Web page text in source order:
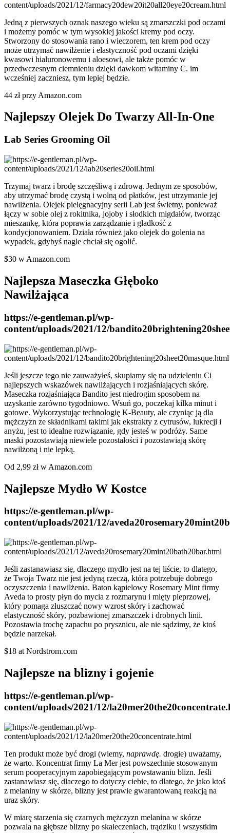
Jedną z pierwszych oznak naszego wieku są zmarszczki pod oczami
i możemy pomóc w tym wysokiej jakości kremy pod oczy.
Stworzony do stosowania rano i wieczorem, ten krem pod oczy
może utrzymać nawilżenie i elastyczność pod oczami dzięki
kwasowi hialuronowemu i aloesowi, ale także pomóc w
przedwczesnym ciemnieniu dzięki dawkom witaminy C. im
wcześniej zaczniesz, tym lepiej będzie.
44 zł przy Amazon.com
Najlepszy Olejek Do Twarzy All-In-One
Lab Series Grooming Oil
Trzymaj twarz i brodę szczęśliwą i zdrową. Jednym ze sposobów,
aby utrzymać brodę czystą i wolną od płatków, jest utrzymanie jej
nawilżenia. Olejek pielęgnacyjny serii Lab jest świetny, ponieważ
łączy w sobie olej z rokitnika, jojoby i słodkich migdałów, tworząc
mieszankę, która poprawia zarządzanie i gładkość z
kondycjonowaniem. Działa również jako olejek do golenia na
wypadek, gdybyś nagle chciał się ogolić.
$30 w Amazon.com
Najlepsza Maseczka Głęboko
Nawilżająca
https://e-gentleman.pl/wp-
content/uploads/2021/12/
Jeśli jeszcze tego nie zauważyłeś, skupiamy się na udzieleniu Ci
najlepszych wskazówek nawilżających i rozjaśniających skórę.
Maseczka rozjaśniająca Bandito jest niedrogim sposobem na
uzyskanie zarówno tygodniowo. Wsuń go, poczekaj kilka minut i
gotowe. Wykorzystując technologię K-Beauty, ale czyniąc ją dla
mężczyzn ze składnikami takimi jak ekstrakty z cytrusów, lukrecji i
anyżu, jest to idealne rozwiązanie, gdy jesteś w podróży. Same
maski pozostawiają niewiele pozostałości i pozostawiają skórę
nawilżoną i nie lepką.
Od 2,99 zł w Amazon.com
Najlepsze Mydło W Kostce
https://e-gentleman.pl/wp-
content/uploads/2021/12/
Jeśli zastanawiasz się, dlaczego mydło jest na tej liście, to dlatego,
że Twoja Twarz nie jest jedyną rzeczą, która potrzebuje dobrego
oczyszczenia i nawilżenia. Baton kąpielowy Rosemary Mint firmy
Aveda to prosty płyn do mycia z rozmarynu i mięty pieprzowej,
który pomaga złuszczać nowy wzrost skóry i zachować
elastyczność skóry, pozbawionej zmarszczek i drobnych linii.
Pozostawia trochę zapachu po prysznicu, ale nie sądzimy, że ktoś
będzie narzekał.
$18 at Nordstrom.com
Najlepsze na blizny i gojenie
https://e-gentleman.pl/wp-
content/uploads/2021/12/
Ten produkt może być drogi (wiemy, naprawdę. drogie) uważamy,
że warto. Koncentrat firmy La Mer jest powszechnie stosowanym
serum pooperacyjnym zapobiegającym powstawaniu blizn. Jeśli
zastanawiasz się, dlaczego to dotyczy ciebie, to dlatego, że jako ktoś
z melaniny w skórze, blizny jest prawie gwarantowaną reakcją na
uraz skóry.
W miarę starzenia się czarnych mężczyzn melanina w skórze
pozwala na głębsze blizny po skaleczeniach, trądziku i wszystkim